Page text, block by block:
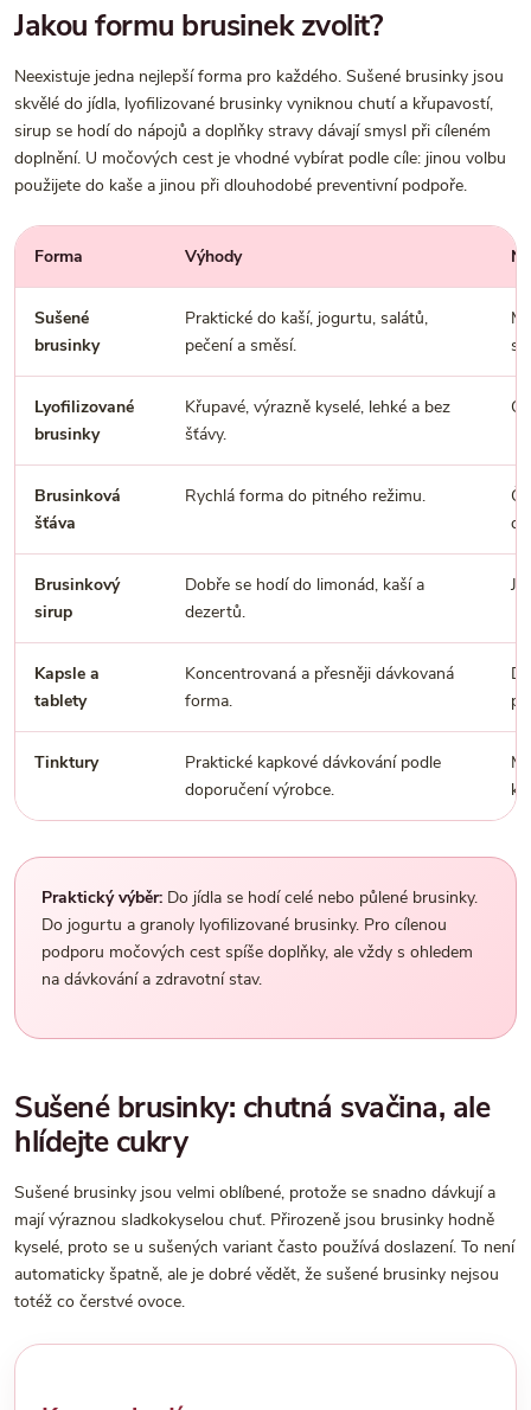
Jakou formu brusinek zvolit?
Neexistuje jedna nejlepší forma pro každého. Sušené brusinky jsou
skvělé do jídla, lyofilizované brusinky vyniknou chutí a křupavostí,
sirup se hodí do nápojů a doplňky stravy dávají smysl při cíleném
doplnění. U močových cest je vhodné vybírat podle cíle: jinou volbu
použijete do kaše a jinou při dlouhodobé preventivní podpoře.
Forma Výhody
Sušené
brusinky
Praktické do kaší, jogurtu, salátů,
pečení a směsí.
Lyofilizované
brusinky
Křupavé, výrazně kyselé, lehké a bez
šťávy.
Brusinková
šťáva
Rychlá forma do pitného režimu.
Brusinkový
sirup
Dobře se hodí do limonád, kaší a
dezertů.
Kapsle a
tablety
Koncentrovaná a přesněji dávkovaná
forma.
Tinktury
Praktické kapkové dávkování podle
doporučení výrobce.
Praktický výběr: Do jídla se hodí celé nebo půlené brusinky.
Do jogurtu a granoly lyofilizované brusinky. Pro cílenou
podporu močových cest spíše doplňky, ale vždy s ohledem
na dávkování a zdravotní stav.
Sušené brusinky: chutná svačina, ale
hlídejte cukry
Sušené brusinky jsou velmi oblíbené, protože se snadno dávkují a
mají výraznou sladkokyselou chuť. Přirozeně jsou brusinky hodně
kyselé, proto se u sušených variant často používá doslazení. To není
automaticky špatně, ale je dobré vědět, že sušené brusinky nejsou
totéž co čerstvé ovoce.